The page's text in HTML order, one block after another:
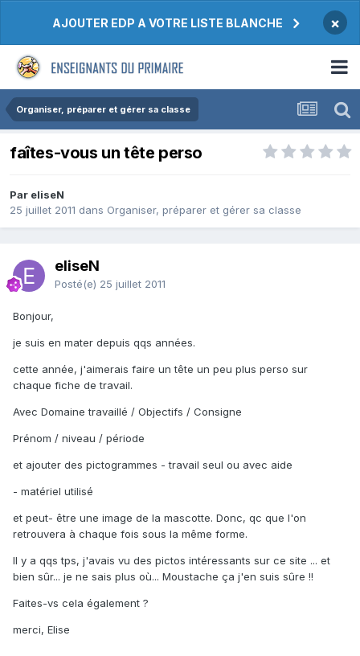
AJOUTER EDP A VOTRE LISTE BLANCHE ×
Organiser, préparer et gérer sa classe
faîtes-vous un tête perso
Par eliseN
25 juillet 2011 dans Organiser, préparer et gérer sa classe
eliseN
Posté(e) 25 juillet 2011
Bonjour,
je suis en mater depuis qqs années.
cette année, j'aimerais faire un tête un peu plus perso sur
chaque fiche de travail.
Avec Domaine travaillé / Objectifs / Consigne
Prénom / niveau / période
et ajouter des pictogrammes - travail seul ou avec aide
- matériel utilisé
et peut- être une image de la mascotte. Donc, qc que l'on
retrouvera à chaque fois sous la même forme.
Il y a qqs tps, j'avais vu des pictos intéressants sur ce site ... et
bien sûr... je ne sais plus où... Moustache ça j'en suis sûre !!
Faites-vs cela également ?
merci, Elise